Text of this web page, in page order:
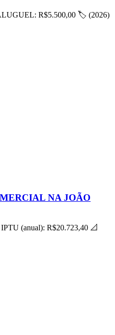
R$5.500,00 🏷 (2026)
NA JOÃO
(anual): R$20.723,40 📐